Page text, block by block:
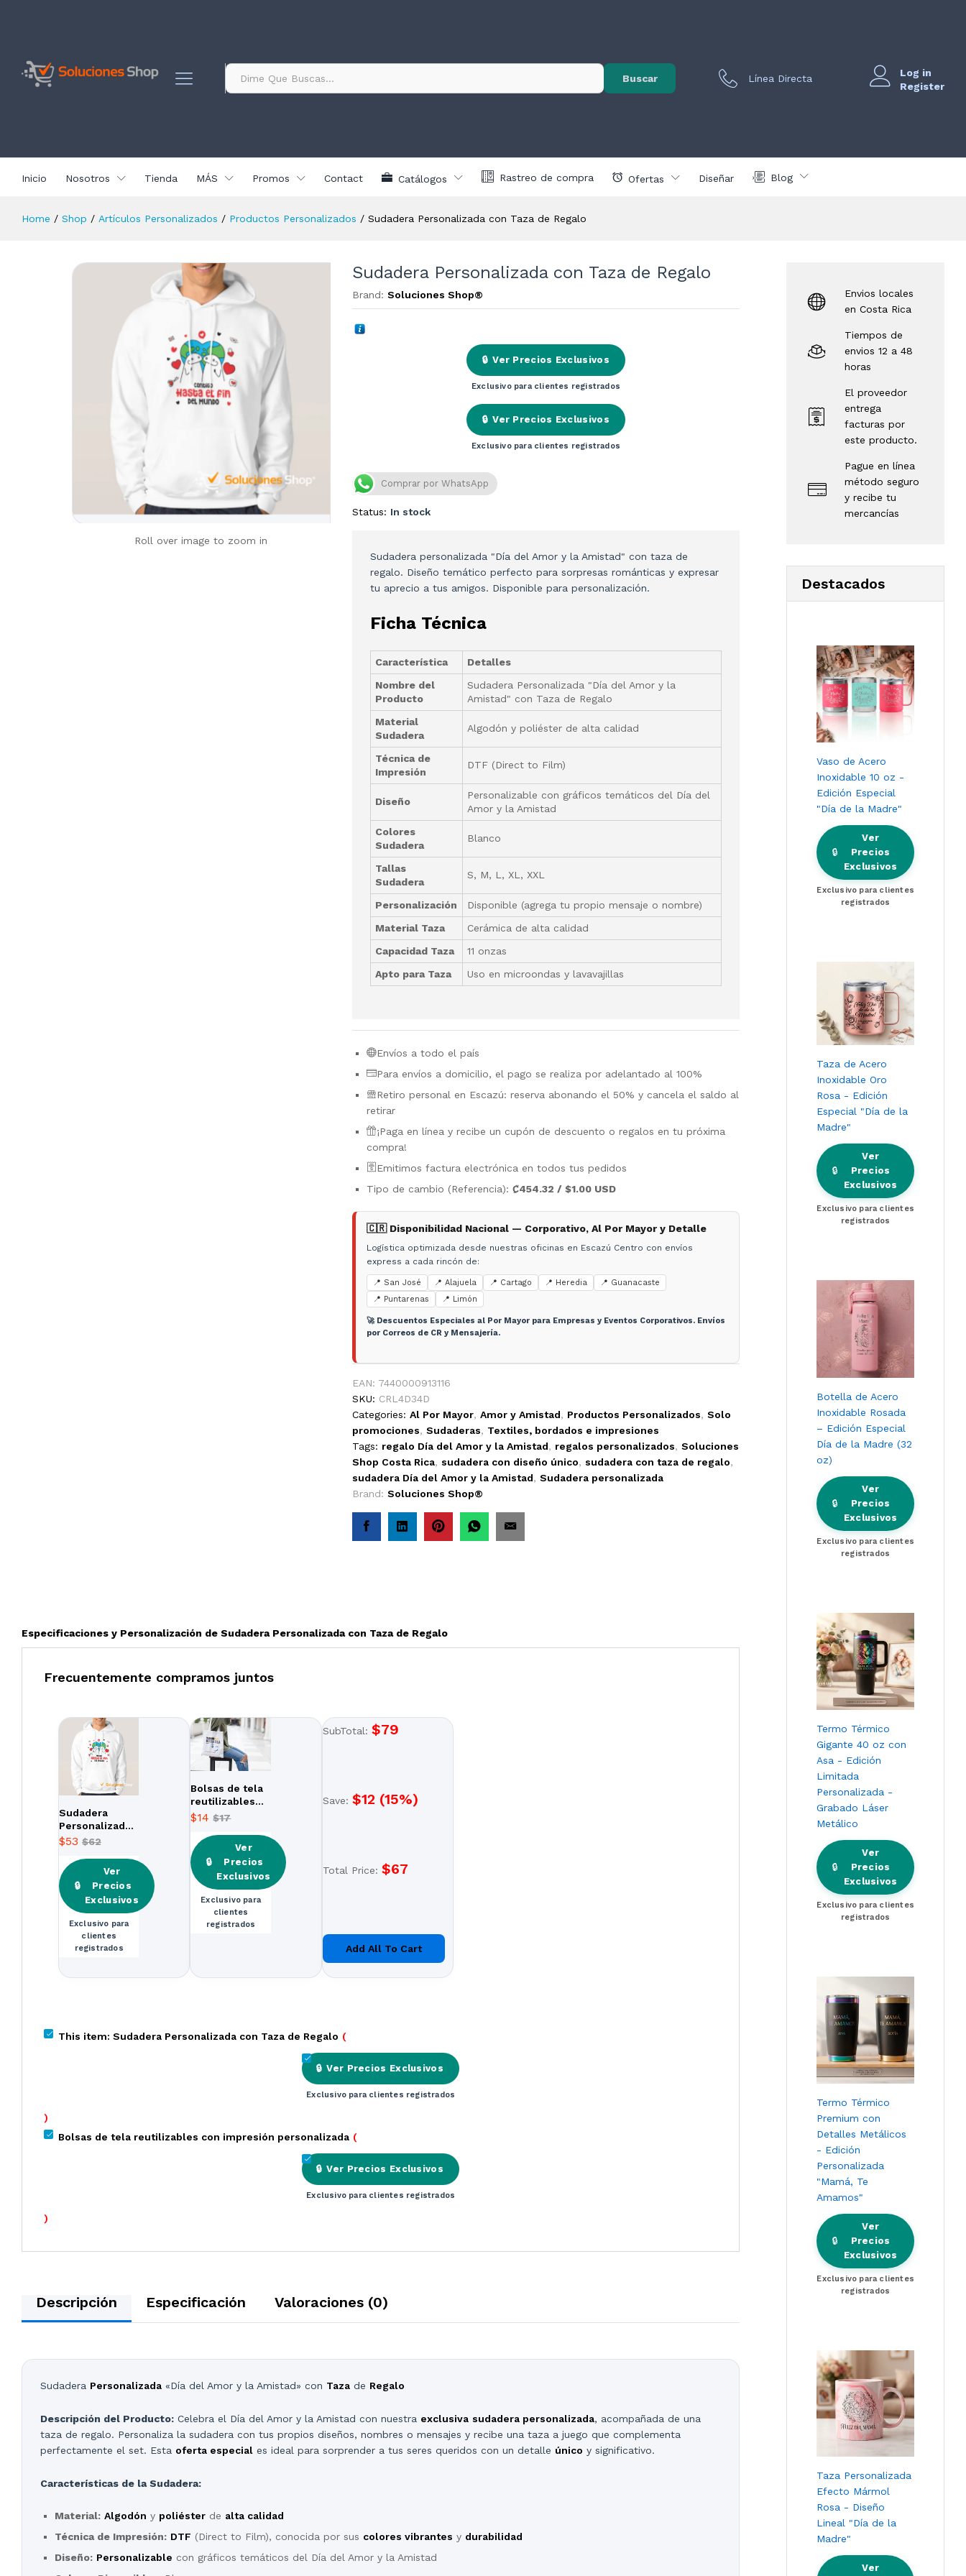
Todo Buscar Línea Directa
Log in
Register
Inicio Nosotros Tienda MÁS Promos Contact Catálogos Rastreo de compra Ofertas Diseñar Blog
Home / Shop / Artículos Personalizados / Productos Personalizados / Sudadera Personalizada con Taza de Regalo
Roll over image to zoom in
Sudadera Personalizada con Taza de Regalo
Brand: Soluciones Shop®
🔒 Ver Precios Exclusivos
Exclusivo para clientes registrados
🔒 Ver Precios Exclusivos
Exclusivo para clientes registrados
Comprar por WhatsApp
Status: In stock
Sudadera personalizada "Día del Amor y la Amistad" con taza de
regalo. Diseño temático perfecto para sorpresas románticas y expresar
tu aprecio a tus amigos. Disponible para personalización.
Ficha Técnica
Característica
Detalles
Nombre del
Producto
Sudadera Personalizada "Día del Amor y la
Amistad" con Taza de Regalo
Material
Sudadera
Algodón y poliéster de alta calidad
Técnica de
Impresión
DTF (Direct to Film)
Diseño
Personalizable con gráficos temáticos del Día del
Amor y la Amistad
Colores
Sudadera
Blanco
Tallas
Sudadera
S, M, L, XL, XXL
Personalización
Disponible (agrega tu propio mensaje o nombre)
Material Taza
Cerámica de alta calidad
Capacidad Taza
11 onzas
Apto para Taza
Uso en microondas y lavavajillas
Envíos a todo el país
Para envíos a domicilio, el pago se realiza por adelantado al 100%
Retiro personal en Escazú: reserva abonando el 50% y cancela el saldo al
retirar
¡Paga en línea y recibe un cupón de descuento o regalos en tu próxima
compra!
Emitimos factura electrónica en todos tus pedidos
Tipo de cambio (Referencia): ₡454.32 / $1.00 USD
🇨🇷 Disponibilidad Nacional — Corporativo, Al Por Mayor y Detalle
Logística optimizada desde nuestras oficinas en Escazú Centro con envíos
express a cada rincón de:
📍 San José 📍 Alajuela 📍 Cartago 📍 Heredia
📍 Guanacaste
📍 Puntarenas
📍 Limón
🚀 Descuentos Especiales al Por Mayor para Empresas y Eventos Corporativos. Envíos
por Correos de CR y Mensajería.
EAN: 7440000913116
SKU: CRL4D34D
Categories: Al Por Mayor, Amor y Amistad, Productos Personalizados, Solo
promociones, Sudaderas, Textiles, bordados e impresiones
Tags: regalo Día del Amor y la Amistad, regalos personalizados, Soluciones
Shop Costa Rica, sudadera con diseño único, sudadera con taza de regalo,
sudadera Día del Amor y la Amistad, Sudadera personalizada
Brand: Soluciones Shop®
Especificaciones y Personalización de Sudadera Personalizada con Taza de Regalo
Frecuentemente compramos juntos
Sudadera
Personalizada
con Taza de
$53 $62
🔒
Ver
Precios
Exclusivos
Exclusivo para
clientes
registrados
Bolsas de tela
reutilizables
con impresión
$14 $17
🔒
Ver
Precios
Exclusivos
Exclusivo para
clientes
registrados
SubTotal: $79
Save: $12 (15%)
Total Price: $67
Add All To Cart
This item: Sudadera Personalizada con Taza de Regalo (
🔒 Ver Precios Exclusivos
Exclusivo para clientes registrados
)
Bolsas de tela reutilizables con impresión personalizada (
🔒 Ver Precios Exclusivos
Exclusivo para clientes registrados
)
Descripción Especificación Valoraciones (0)
Sudadera Personalizada «Día del Amor y la Amistad» con Taza de Regalo
Descripción del Producto: Celebra el Día del Amor y la Amistad con nuestra exclusiva sudadera personalizada, acompañada de una
taza de regalo. Personaliza la sudadera con tus propios diseños, nombres o mensajes y recibe una taza a juego que complementa
perfectamente el set. Esta oferta especial es ideal para sorprender a tus seres queridos con un detalle único y significativo.
Características de la Sudadera:
Material: Algodón y poliéster de alta calidad
Técnica de Impresión: DTF (Direct to Film), conocida por sus colores vibrantes y durabilidad
Diseño: Personalizable con gráficos temáticos del Día del Amor y la Amistad
Envios locales
en Costa Rica
Tiempos de
envios 12 a 48
horas
El proveedor
entrega
facturas por
este producto.
Pague en línea
método seguro
y recibe tu
mercancías
Destacados
Vaso de Acero
Inoxidable 10 oz -
Edición Especial
"Día de la Madre"
🔒
Ver
Precios
Exclusivos
Exclusivo para clientes
registrados
Taza de Acero
Inoxidable Oro
Rosa - Edición
Especial "Día de la
Madre"
🔒
Ver
Precios
Exclusivos
Exclusivo para clientes
registrados
Botella de Acero
Inoxidable Rosada
– Edición Especial
Día de la Madre (32
oz)
🔒
Ver
Precios
Exclusivos
Exclusivo para clientes
registrados
Termo Térmico
Gigante 40 oz con
Asa - Edición
Limitada
Personalizada -
Grabado Láser
Metálico
🔒
Ver
Precios
Exclusivos
Exclusivo para clientes
registrados
Termo Térmico
Premium con
Detalles Metálicos
- Edición
Personalizada
"Mamá, Te
Amamos"
🔒
Ver
Precios
Exclusivos
Exclusivo para clientes
registrados
Taza Personalizada
Efecto Mármol
Rosa - Diseño
Lineal "Día de la
Madre"
Ver
clientes registrados